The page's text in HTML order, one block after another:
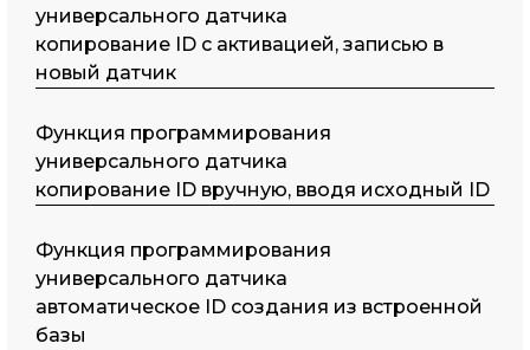
универсального датчика
копирование ID с активацией, записью в
новый датчик
Функция программирования
универсального датчика
копирование ID вручную, вводя исходный ID
Функция программирования
универсального датчика
автоматическое ID создания из встроенной
базы